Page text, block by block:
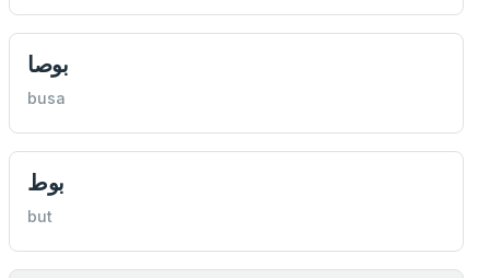
بوصا
busa
بوط
but